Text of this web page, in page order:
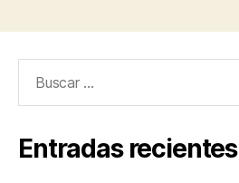
Entradas recientes